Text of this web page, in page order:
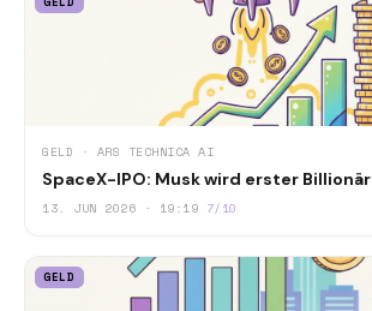
GELD · ARS TECHNICA AI
SpaceX-IPO: Musk wird erster Billionär
13. JUN 2026 · 19:19 7/10
GELD